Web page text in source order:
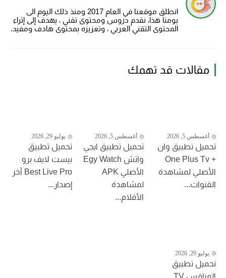
انطلق موقعنا في العام 2017 ومنذ ذلك اليوم الى
يومنا هذا، نقدم دروس ومحتوى تقني ، يهدف إلى إثراء
المحتوى التقني العربي ، وتعزيزه بمحتوى هادف ومفيد.
مقالات قد تهمك
أغسطس 5, 2026
تحميل تطبيق وان
+ One Plus Tv
الأصلي لمشاهدة
القنوات...
أغسطس 5, 2026
تحميل تطبيق ايجي
واتش Egy Watch
الأصلي APK
لمشاهدة
الأفلام...
يوليو 29, 2026
تحميل تطبيق
بيست لايف برو
Best Live Pro آخر
إصدار...
يوليو 29, 2026
تحميل تطبيق
المنافس TV